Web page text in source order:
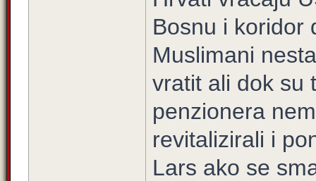
Bosnu i koridor
Muslimani
vratit ali dok su
penzionera
revitalizirali i
Lars ako se